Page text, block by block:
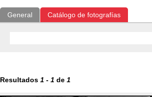
General Catálogo de fotografías
Resultados 1 - 1 de 1